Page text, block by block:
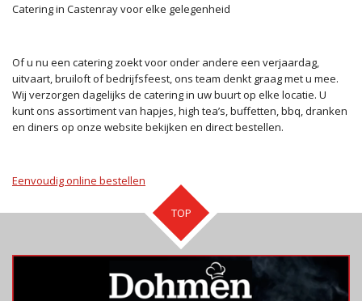
Catering in Castenray voor elke gelegenheid
Of u nu een catering zoekt voor onder andere een verjaardag,
uitvaart, bruiloft of bedrijfsfeest, ons team denkt graag met u mee.
Wij verzorgen dagelijks de catering in uw buurt op elke locatie. U
kunt ons assortiment van hapjes, high tea’s, buffetten, bbq, dranken
en diners op onze website bekijken en direct bestellen.
Eenvoudig online bestellen
TOP